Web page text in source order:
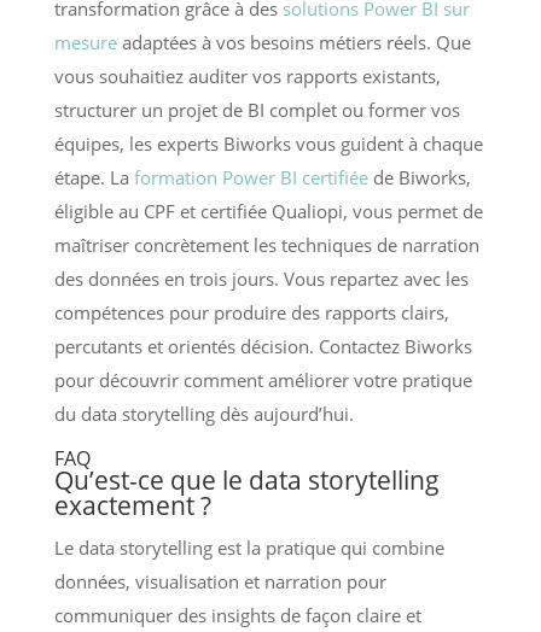
transformation grâce à des solutions Power BI sur
mesureadaptées à vos besoins métiers réels. Que
vous souhaitiez auditer vos rapports existants,
structurer un projet de BI complet ou former vos
équipes, les experts Biworks vous guident à chaque
étape. La formation Power BI certifiéede Biworks,
éligible au CPF et certifiée Qualiopi, vous permet de
maîtriser concrètement les techniques de narration
des données en trois jours. Vous repartez avec les
compétences pour produire des rapports clairs,
percutants et orientés décision. Contactez Biworks
pour découvrir comment améliorer votre pratique
du data storytelling dès aujourd’hui.
FAQ
Qu’est-ce que le data storytelling
exactement ?
Le data storytelling est la pratique qui combine
données, visualisation et narration pour
communiquer des insights de façon claire et